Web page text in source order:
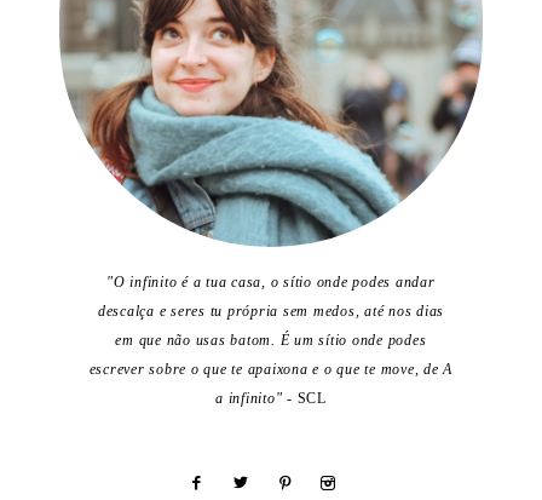
"O infinito é a tua casa, o sítio onde podes andar
descalça e seres tu própria sem medos, até nos dias
em que não usas batom. É um sítio onde podes
escrever sobre o que te apaixona e o que te move, de A
a infinito"- SCL